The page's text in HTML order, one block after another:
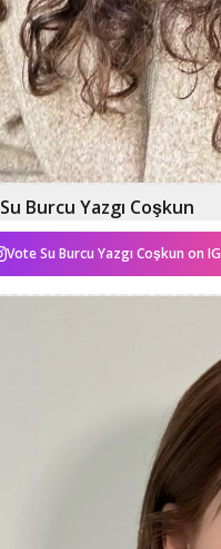
Su Burcu Yazgı Coşkun
VoteSu Burcu Yazgı Coşkun on IG